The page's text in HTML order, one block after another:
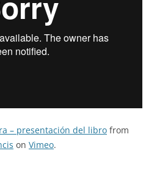
– presentación del libro from
on Vimeo.